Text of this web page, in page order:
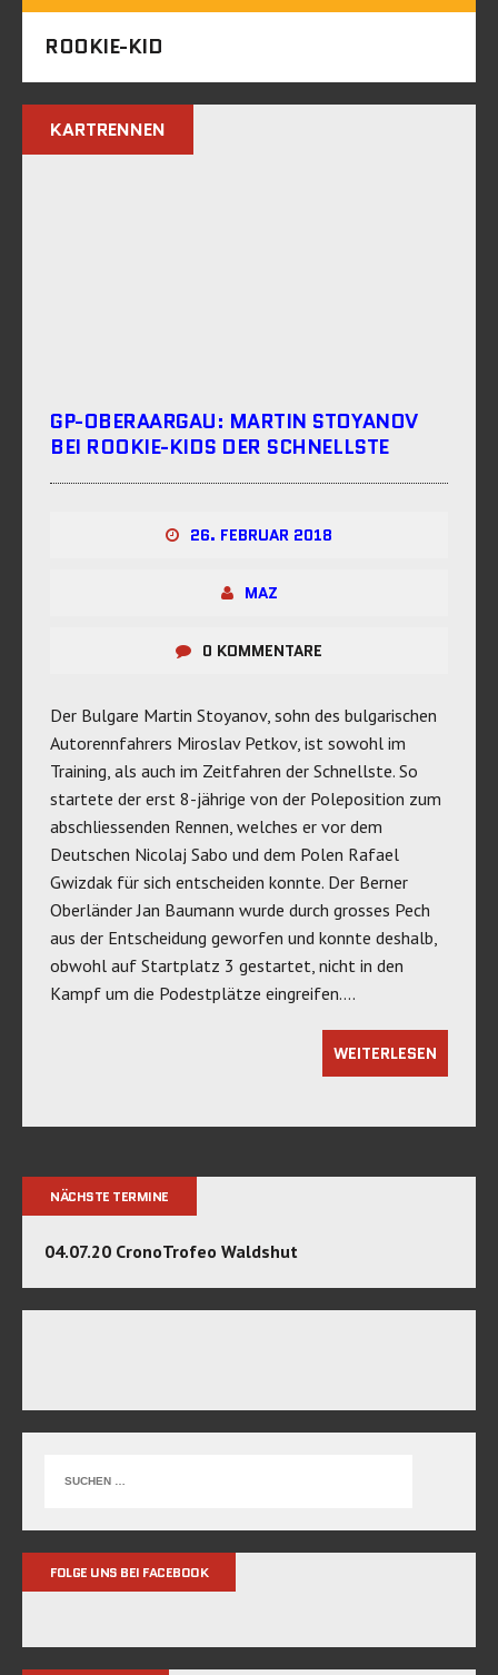
ROOKIE-KID
KARTRENNEN
GP-OBERAARGAU: MARTIN STOYANOV
BEI ROOKIE-KIDS DER SCHNELLSTE
26. FEBRUAR 2018
MAZ
0 KOMMENTARE
Der Bulgare Martin Stoyanov, sohn des bulgarischen
Autorennfahrers Miroslav Petkov, ist sowohl im
Training, als auch im Zeitfahren der Schnellste. So
startete der erst 8-jährige von der Poleposition zum
abschliessenden Rennen, welches er vor dem
Deutschen Nicolaj Sabo und dem Polen Rafael
Gwizdak für sich entscheiden konnte. Der Berner
Oberländer Jan Baumann wurde durch grosses Pech
aus der Entscheidung geworfen und konnte deshalb,
obwohl auf Startplatz 3 gestartet, nicht in den
Kampf um die Podestplätze eingreifen….
WEITERLESEN
NÄCHSTE TERMINE
04.07.20 CronoTrofeo Waldshut
FOLGE UNS BEI FACEBOOK